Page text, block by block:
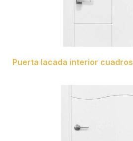
Puerta lacada interior cuadros